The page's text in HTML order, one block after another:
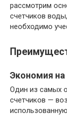
рассмотрим
счетчиков
необходимо
Экономия
Один из самых
счетчиков —